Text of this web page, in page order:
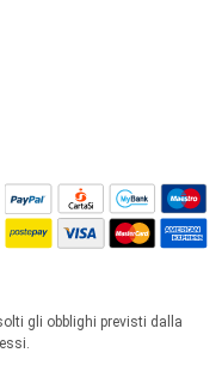
gli obblighi previsti dalla